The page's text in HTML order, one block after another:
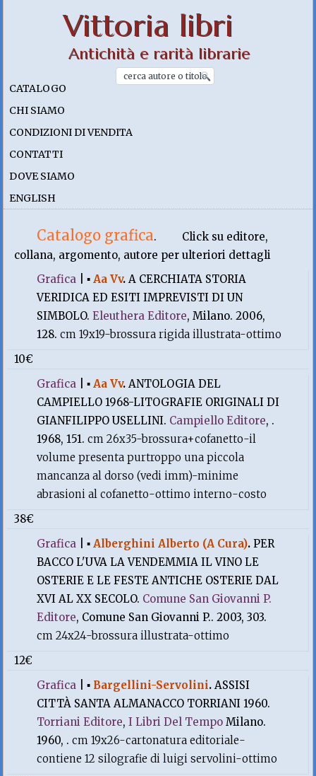
Vittoria libri
Antichità e rarità librarie
CATALOGO
CHI SIAMO
CONDIZIONI DI VENDITA
CONTATTI
DOVE SIAMO
ENGLISH
Catalogo grafica.
Click su editore,
collana, argomento, autore per ulteriori dettagli
Grafica |▪Aa Vv.A CERCHIATA STORIA
VERIDICA ED ESITI IMPREVISTI DI UN
SIMBOLO.Eleuthera Editore, Milano. 2006,
128.cm 19x19-brossura rigida illustrata-ottimo
10€
Grafica |▪Aa Vv.ANTOLOGIA DEL
CAMPIELLO 1968-LITOGRAFIE ORIGINALI DI
GIANFILIPPO USELLINI. Campiello Editore, .
1968, 151.cm 26x35-brossura+cofanetto-il
volume presenta purtroppo una piccola
mancanza al dorso (vedi imm)-minime
abrasioni al cofanetto-ottimo interno-costo
38€
Grafica |▪Alberghini Alberto (A Cura).PER
BACCO L'UVA LA VENDEMMIA IL VINO LE
OSTERIE E LE FESTE ANTICHE OSTERIE DAL
XVI AL XX SECOLO. Comune San Giovanni P.
Editore, Comune San Giovanni P.. 2003, 303.
cm 24x24-brossura illustrata-ottimo
12€
Grafica |▪ Bargellini-Servolini.ASSISI
CITTÀ SANTA ALMANACCO TORRIANI 1960.
Torriani Editore,I Libri Del Tempo Milano.
1960, .cm 19x26-cartonatura editoriale-
contiene 12 silografie di luigi servolini-ottimo